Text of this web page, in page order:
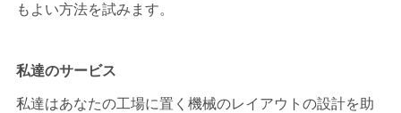
もよい方法を試みます。
私達のサービス
私達はあなたの工場に置く機械のレイアウトの設計を助